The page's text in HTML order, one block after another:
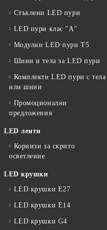
Стъклени LED пури
LED пури клас "А"
Модулни LED пури T5
Шини и тела за LED пури
Комплекти LED пури с тела
или шини
Промоционални
предложения
LED ленти
Корнизи за скрито
осветление
LED крушки
LED крушки E27
LED крушки E14
LED крушки G4